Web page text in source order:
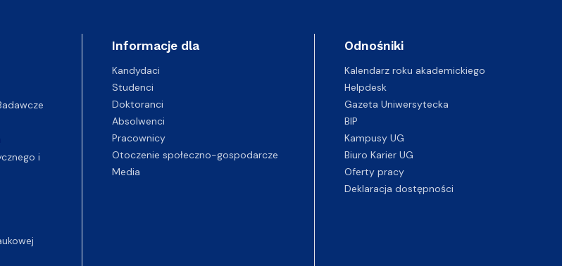
i
Informacje dla
Kandydaci
Studenci
Doktoranci
Absolwenci
Pracownicy
Otoczenie społeczno-gospodarcze
Media
Odnośniki
Kalendarz roku akademickiego
Helpdesk
Gazeta Uniwersytecka
BIP
Kampusy UG
Biuro Karier UG
Oferty pracy
Deklaracja dostępności